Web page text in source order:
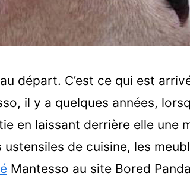
départ. C’est ce qui est
il y a quelques années,
en laissant derrière elle une
de cuisine, les
Mantesso au site Bored